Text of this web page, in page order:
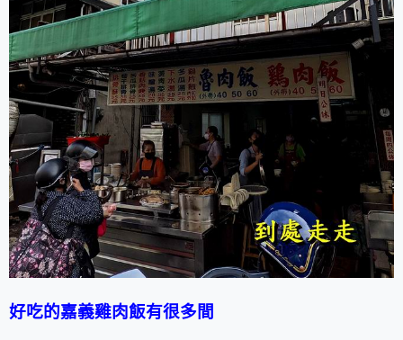
好吃的嘉義雞肉飯有很多間